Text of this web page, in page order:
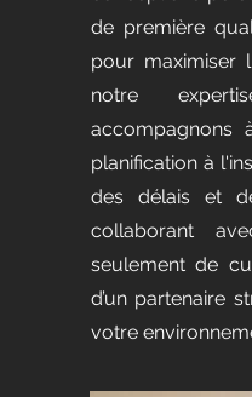
de première
pour maximiser
notre
planification à
des délais et
collaborant
seulement de
d’un partenaire
votre